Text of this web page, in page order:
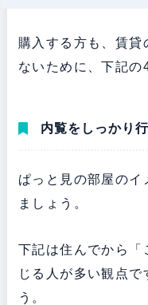
購入する方も、賃貸
ないために、下記の
内覧をしっかり
ぱっと見の部屋のイ
ましょう。
下記は住んでから「
じる人が多い観点で
う。